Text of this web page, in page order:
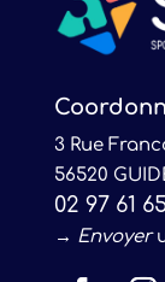
3 Rue
56520
02 97 61
→ Envoyer